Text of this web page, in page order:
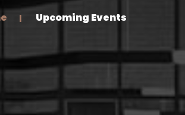
Upcoming Events